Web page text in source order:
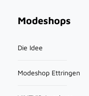
Modeshops
Die Idee
Modeshop Ettringen